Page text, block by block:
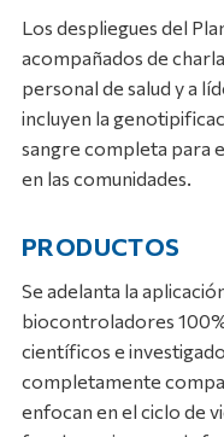
Los despliegues del
acompañados de
personal de salud y a
incluyen la
sangre completa para
en las comunidades.
PRODUCTOS
Se adelanta la
biocontroladores
científicos e
completamente
enfocan en el ciclo de